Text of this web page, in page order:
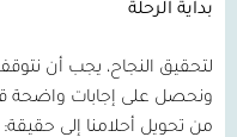
بداية الرحلة
لتحقيق النجاح، يجب أن
ونحصل على إجابات واضحة
من تحويل أحلامنا إلى حقيقة: